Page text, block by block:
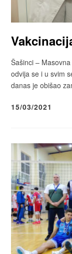
Šašinci –
odvija se i u svim
danas je obišao
15/03/2021